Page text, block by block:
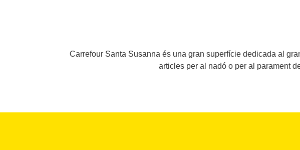
Carrefour Santa Susanna és una gran superfície dedicada al
articles per al nadó o per al parament